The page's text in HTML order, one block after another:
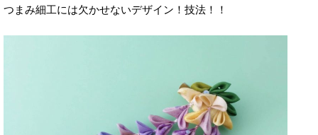
つまみ細工には欠かせないデザイン！技法！！